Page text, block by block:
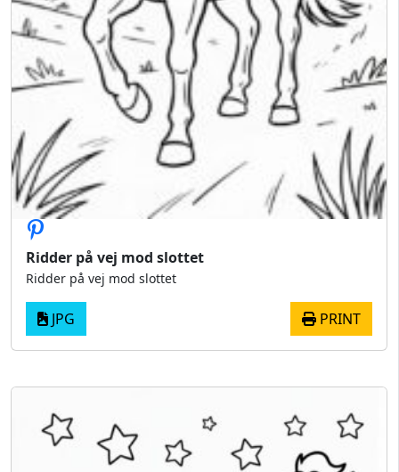
Ridder på vej mod slottet
Ridder på vej mod slottet
JPG PRINT